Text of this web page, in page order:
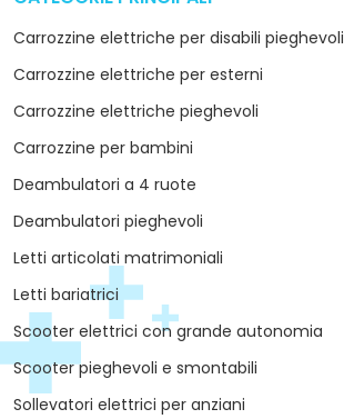
Carrozzine elettriche per disabili pieghevoli
Carrozzine elettriche per esterni
Carrozzine elettriche pieghevoli
Carrozzine per bambini
Deambulatori a 4 ruote
Deambulatori pieghevoli
Letti articolati matrimoniali
Letti bariatrici
Scooter elettrici con grande autonomia
Scooter pieghevoli e smontabili
Sollevatori elettrici per anziani